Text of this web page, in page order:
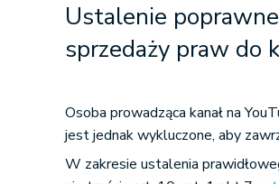
Ustalenie
sprzedaży praw do
Osoba prowadząca kanał na
jest jednak wykluczone, aby
W zakresie ustalenia